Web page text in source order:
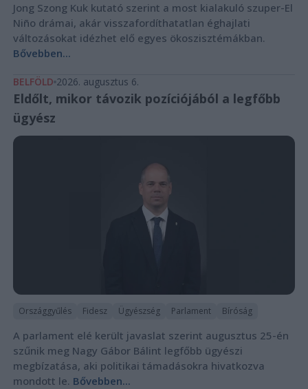
Jong Szong Kuk kutató szerint a most kialakuló szuper-El
Niño drámai, akár visszafordíthatatlan éghajlati
változásokat idézhet elő egyes ökoszisztémákban.
Bővebben...
BELFÖLD 2026. augusztus 6.
Eldőlt, mikor távozik pozíciójából a legfőbb
ügyész
Országgyűlés Fidesz Ügyészség Parlament Bíróság
A parlament elé került javaslat szerint augusztus 25-én
szűnik meg Nagy Gábor Bálint legfőbb ügyészi
megbízatása, aki politikai támadásokra hivatkozva
mondott le. Bővebben...